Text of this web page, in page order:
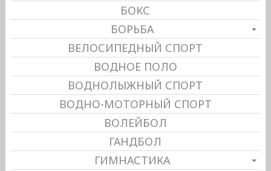
БОКС
БОРЬБА
ВЕЛОСИПЕДНЫЙ СПОРТ
ВОДНОЕ ПОЛО
ВОДНОЛЫЖНЫЙ СПОРТ
ВОДНО-МОТОРНЫЙ СПОРТ
ВОЛЕЙБОЛ
ГАНДБОЛ
ГИМНАСТИКА